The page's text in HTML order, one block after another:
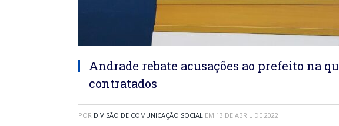
Andrade rebate acusações ao prefeito na
contratados
POR DIVISÃO DE COMUNICAÇÃO SOCIAL EM 13 DE ABRIL DE 2022